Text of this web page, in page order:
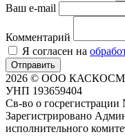
Ваш e-mail
Комментарий
Я согласен на
Отправить
2026 © ООО
УНП 193659404
Св-во о
Зарегистрировано
исполнительного